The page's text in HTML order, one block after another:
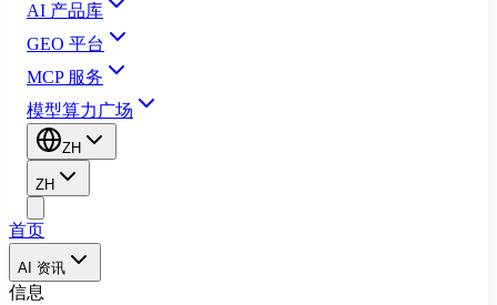
AI 产品库
GEO 平台
MCP 服务
模型算力广场
ZH
ZH
首页
AI 资讯
信息